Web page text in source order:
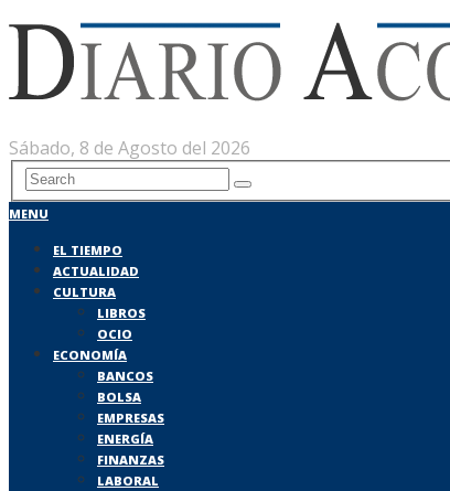
Sábado, 8 de Agosto del 2026
MENU
EL TIEMPO
ACTUALIDAD
CULTURA
LIBROS
OCIO
ECONOMÍA
BANCOS
BOLSA
EMPRESAS
ENERGÍA
FINANZAS
LABORAL